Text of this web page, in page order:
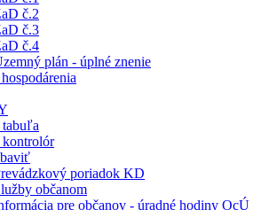
č.2
č.3
č.4
plán - úplné znenie
tabuľa
poriadok KD
občanom
pre občanov - úradné hodiny OcÚ